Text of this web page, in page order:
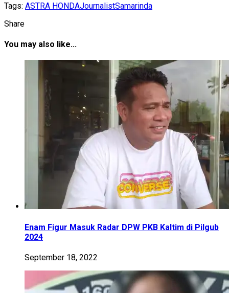
Tags: ASTRA HONDAJournalistSamarinda
Share
You may also like...
Enam Figur Masuk Radar DPW PKB Kaltim di Pilgub
2024
September 18, 2022